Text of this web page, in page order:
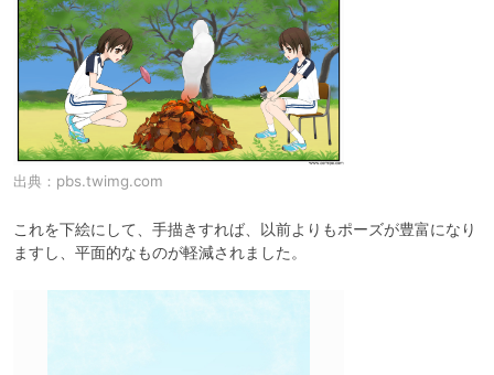
出典： pbs.twimg.com
これを下絵にして、手描きすれば、以前よりもポーズが豊富になり
ますし、平面的なものが軽減されました。